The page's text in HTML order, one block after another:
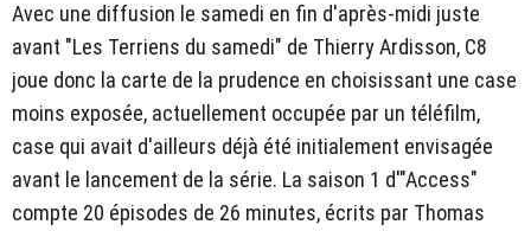
Avec une diffusion le samedi en fin d'après-midi juste
avant "Les Terriens du samedi" de Thierry Ardisson, C8
joue donc la carte de la prudence en choisissant une case
moins exposée, actuellement occupée par un téléfilm,
case qui avait d'ailleurs déjà été initialement envisagée
avant le lancement de la série. La saison 1 d'"Access"
compte 20 épisodes de 26 minutes, écrits par Thomas